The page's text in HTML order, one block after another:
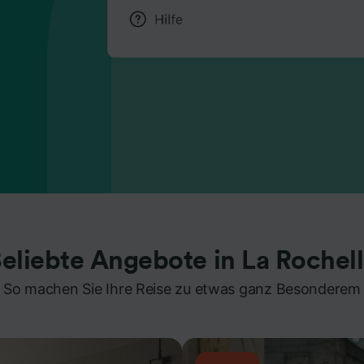
Angebote in La
So machen Sie Ihre Reise zu etwas ganz Besonderem